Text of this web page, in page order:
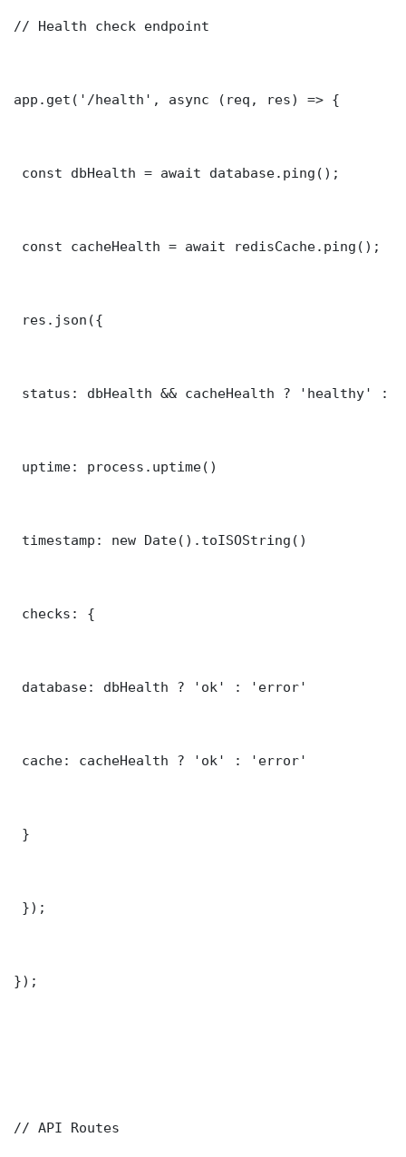
// Health check endpoint
app.get('/health', async (req, res) => {
const dbHealth = await database.ping();
const cacheHealth = await redisCache.ping();
res.json({
status: dbHealth && cacheHealth ? 'healthy' :
uptime: process.uptime()
timestamp: new Date().toISOString()
checks: {
database: dbHealth ? 'ok' : 'error'
cache: cacheHealth ? 'ok' : 'error'
}
});
});
// API Routes